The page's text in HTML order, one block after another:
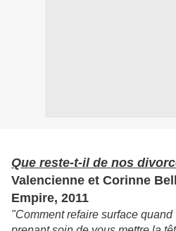
Que reste-t-il de nos
Valencienne et Corinne
Empire, 2011
"Comment refaire surface